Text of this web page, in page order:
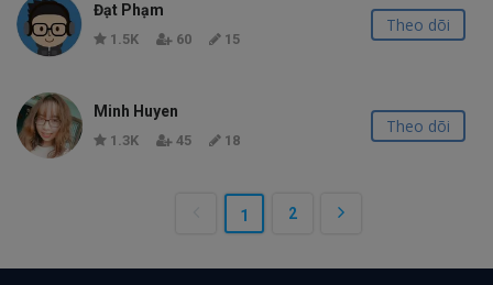
Đạt Phạm
1.5K 60 15
Theo dõi
Minh Huyen
1.3K 45 18
Theo dõi
1 2